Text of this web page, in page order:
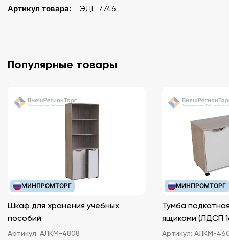
Артикул товара:
ЭДГ-7746
Популярные товары
МИНПРОМТОРГ
Шкаф для хранения учебных
пособий
Артикул: АЛКМ-4808
МИНПРОМТОРГ
Тумба
ящиками
Артикул: АЛКМ-